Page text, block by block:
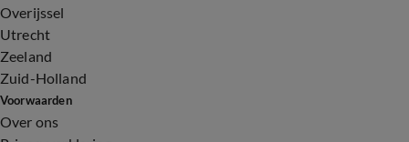
Overijssel
Utrecht
Zeeland
Zuid-Holland
Voorwaarden
Over ons